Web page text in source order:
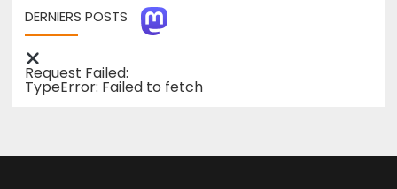
DERNIERS POSTS
Request Failed:
TypeError: Failed to fetch